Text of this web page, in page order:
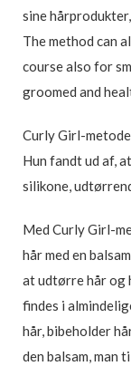
sine
The method can
course also for
groomed and
Curly Girl-
Hun fandt ud af,
silikone,
Med Curly Girl-
hår med en
at udtørre hår og
findes i
hår, bibeholder
den balsam, man